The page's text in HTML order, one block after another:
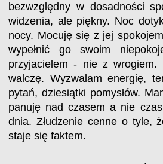
bezwzględny w dosadności
widzenia, ale piękny. Noc
nocy. Mocuję się z jej
wypełnić go swoim
przyjacielem - nie z
walczę. Wyzwalam energię,
pytań, dziesiątki pomysłów.
panuję nad czasem a nie
dnia. Złudzenie cenne o tyle,
staje się faktem.